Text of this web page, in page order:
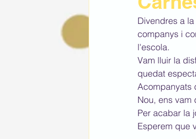
Històric: Quart (4t)
Divendres a
companys i
l'escola.
Vam lluir la
quedat
Acompanyats
Nou, ens vam
Per acabar la
Esperem que